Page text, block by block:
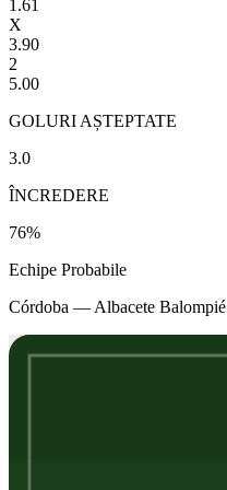
1.61
X
3.90
2
5.00
GOLURI AȘTEPTATE
3.0
ÎNCREDERE
76%
Echipe Probabile
Córdoba — Albacete Balompié